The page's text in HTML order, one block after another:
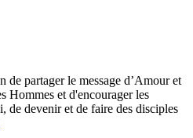
partager le message d’Amour et
Hommes et d'encourager les
de devenir et de faire des disciples